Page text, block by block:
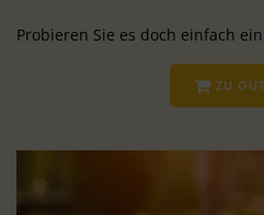
Probieren Sie es doch einfach
ZU